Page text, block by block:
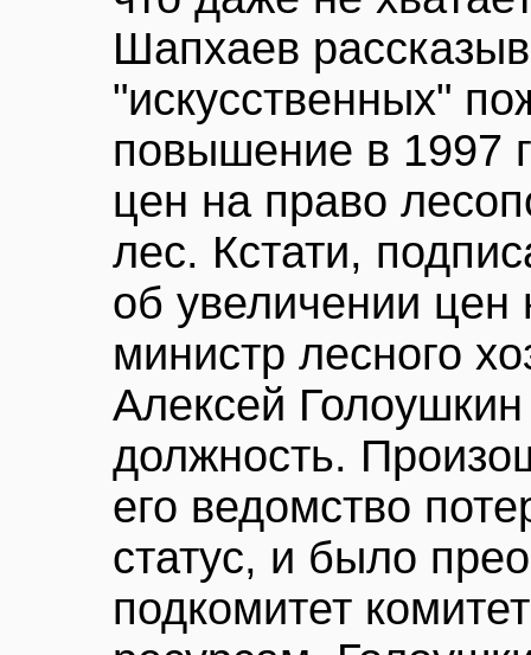
Шапхаев
"искусственных"
повышение в 1997
цен на право
лес. Кстати,
об увеличении цен
министр лесного
Алексей
должность.
его ведомство
статус, и было
подкомитет